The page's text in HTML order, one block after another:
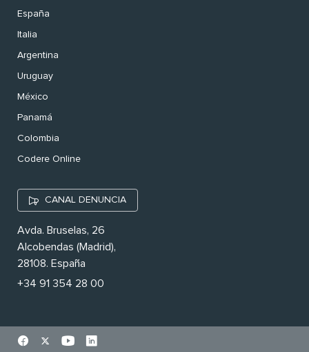
España
Italia
Argentina
Uruguay
México
Panamá
Colombia
Codere Online
CANAL DENUNCIA
Avda. Bruselas, 26
Alcobendas (Madrid),
28108. España
+34 91 354 28 00